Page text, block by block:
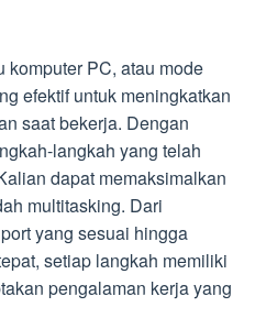
komputer PC, atau mode
efektif untuk meningkatkan
saat bekerja. Dengan
langkah yang telah
dapat memaksimalkan
multitasking. Dari
yang sesuai hingga
setiap langkah memiliki
pengalaman kerja yang